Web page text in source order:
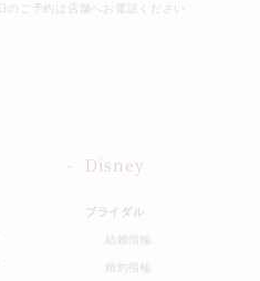
のご予約は 店舗へお電話ください
Disney
ブライダル
結婚指輪
婚約指輪